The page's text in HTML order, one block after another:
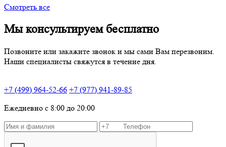
Смотреть все
Мы консультируем бесплатно
Позвоните или закажите звонок и мы сами Вам перезвоним.
Наши специалисты свяжутся в течение дня.
+7 (499) 964-52-66 +7 (977) 941-89-85
Ежедневно с 8:00 до 20:00